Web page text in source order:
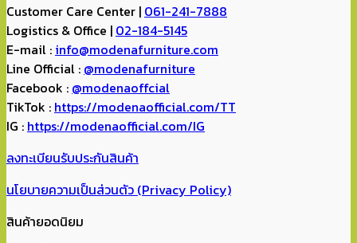
Customer Care Center | 061-241-7888
Logistics & Office | 02-184-5145
E-mail : info@modenafurniture.com
Line Official : @modenafurniture
Facebook : @modenaoffcial
TikTok : https://modenaofficial.com/TT
IG : https://modenaofficial.com/IG
ลงทะเบียนรับประกันสินค้า
นโยบายความเป็นส่วนตัว (Privacy Policy)
สินค้ายอดนิยม